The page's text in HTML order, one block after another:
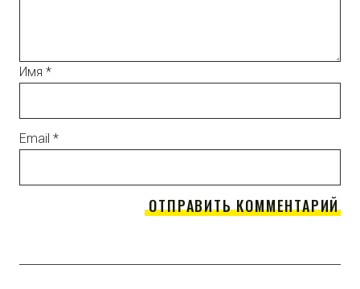
Имя *
Email *